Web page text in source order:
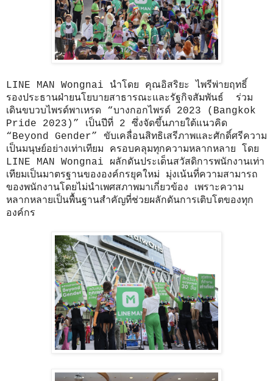
LINE MAN Wongnai นำโดย คุณอิสริยะ ไพรีพ่ายฤทธิ์
รองประธานฝ่ายนโยบายสาธารณะและรัฐกิจสัมพันธ์ ร่วม
เดินขบวบไพรด์พาเหรด “บางกอกไพรด์ 2023 (Bangkok
Pride 2023)” เป็นปีที่ 2 ซึ่งจัดขึ้นภายใต้แนวคิด
“Beyond Gender” ขับเคลื่อนสิทธิเสรีภาพและศักดิ์ศรีความ
เป็นมนุษย์อย่างเท่าเทียม ครอบคลุมทุกความหลากหลาย โดย
LINE MAN Wongnai ผลักดันประเด็นสวัสดิการพนักงานเท่า
เทียมเป็นมาตรฐานขององค์กรยุคใหม่ มุ่งเน้นที่ความสามารถ
ของพนักงานโดยไม่นำเพศสภาพมาเกี่ยวข้อง เพราะความ
หลากหลายเป็นพื้นฐานสำคัญที่ช่วยผลักดันการเติบโตของทุก
องค์กร